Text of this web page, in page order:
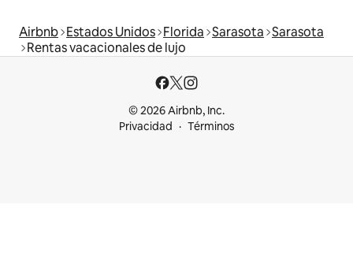
Airbnb Estados Unidos Florida Sarasota Sarasota
Rentas vacacionales de lujo
© 2026 Airbnb, Inc.
Privacidad
Términos